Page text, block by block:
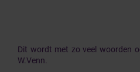
Dit wordt met zo veel woorden
W.Venn.